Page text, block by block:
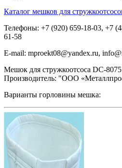
Каталог мешков для
Телефоны: +7 (920) 659-18-03, +7
61-58
E-mail: mproekt08@yandex.ru,
Мешок для стружкоотсоса DC-
Производитель: "ООО
Варианты горловины мешка: